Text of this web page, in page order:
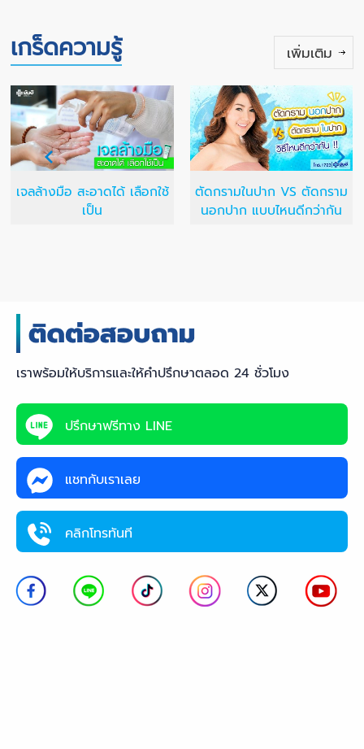
เกร็ดความรู้ เพิ่มเติม
เจลล้างมือ สะอาดได้ เลือกใช้
เป็น
ตัดกรามในปาก VS ตัดกราม
นอกปาก แบบไหนดีกว่ากัน
เราพร้อมให้บริการและให้คำปรึกษาตลอด 24 ชั่วโมง
ปรึกษาฟรีทาง LINE
แชทกับเราเลย
คลิกโทรทันที